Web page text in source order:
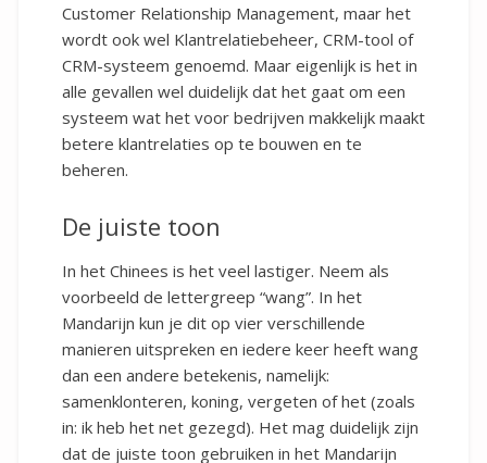
Customer Relationship Management, maar het
wordt ook wel Klantrelatiebeheer, CRM-tool of
CRM-systeem genoemd. Maar eigenlijk is het in
alle gevallen wel duidelijk dat het gaat om een
systeem wat het voor bedrijven makkelijk maakt
betere klantrelaties op te bouwen en te
beheren.
De juiste toon
In het Chinees is het veel lastiger. Neem als
voorbeeld de lettergreep “wang”. In het
Mandarijn kun je dit op vier verschillende
manieren uitspreken en iedere keer heeft wang
dan een andere betekenis, namelijk:
samenklonteren, koning, vergeten of het (zoals
in: ik heb het net gezegd). Het mag duidelijk zijn
dat de juiste toon gebruiken in het Mandarijn